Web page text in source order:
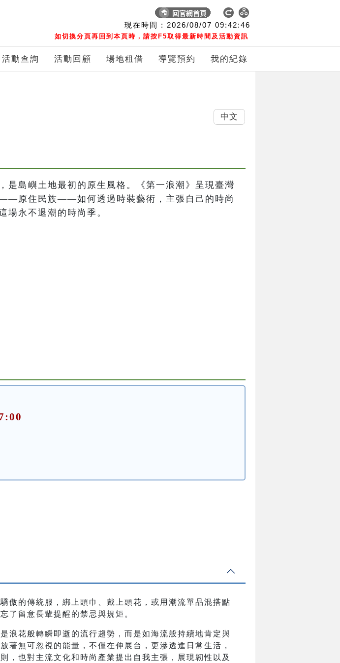
現在時間 : 2026/08/07 09:42:46
如切換分頁再回到本頁時，請按F5取得最新時間及活動資訊
活動查詢 活動回顧 場地租借 導覽預約 我的紀錄
是島嶼土地最初的原生風格。《第一浪潮》呈現臺灣
原住民族——如何透過時裝藝術，主張自己的時尚
場永不退潮的時尚季。
的傳統服，綁上頭巾、戴上頭花，或用潮流單品混搭點
了留意長輩提醒的禁忌與規矩。
浪花般轉瞬即逝的流行趨勢，而是如海流般持續地肯定與
著無可忽視的能量，不僅在伸展台，更滲透進日常生活，
，也對主流文化和時尚產業提出自我主張，展現韌性以及